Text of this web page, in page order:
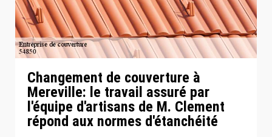
Changement de couverture à
Mereville: le travail assuré par
l'équipe d'artisans de M. Clement
répond aux normes d'étanchéité